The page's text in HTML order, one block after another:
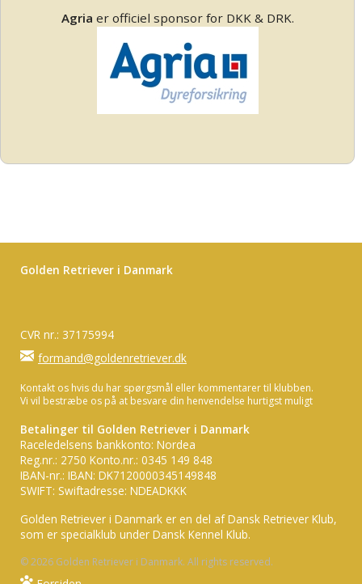
Agria er officiel sponsor for DKK & DRK.
Golden Retriever i Danmark
CVR nr.: 37175994
formand@goldenretriever.dk
Kontakt os hvis du har spørgsmål eller kommentarer til klubben.
Vi vil bestræbe os på at besvare din henvendelse hurtigst muligt
Betalinger til Golden Retriever i Danmark
Raceledelsens bankkonto: Nordea
Reg.nr.: 2750 Konto.nr.: 0345 149 848
IBAN-nr.: IBAN: DK7120000345149848
SWIFT: Swiftadresse: NDEADKKK
Golden Retriever i Danmark er en del af Dansk Retriever Klub,
som er specialklub under Dansk Kennel Klub.
© 2026 Golden Retriever i Danmark. All rights reserved.